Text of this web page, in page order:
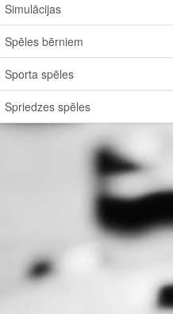
Simulācijas
Spēles bērniem
Sporta spēles
Spriedzes spēles